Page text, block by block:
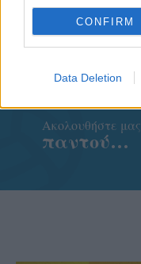
CONFIRM
Data Deletion
Aκολουθήστε μας
παντού…